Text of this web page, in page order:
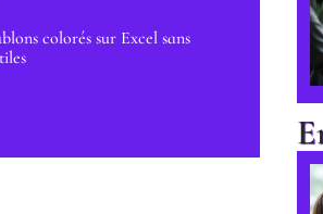
colorés sur Excel sans